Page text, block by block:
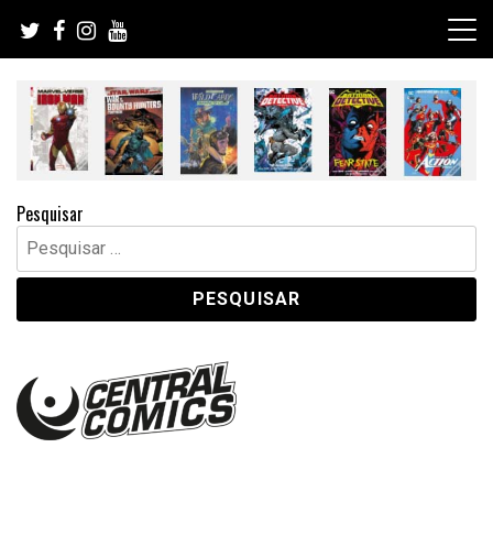
content
Pesquisar
Pesquisar
por: